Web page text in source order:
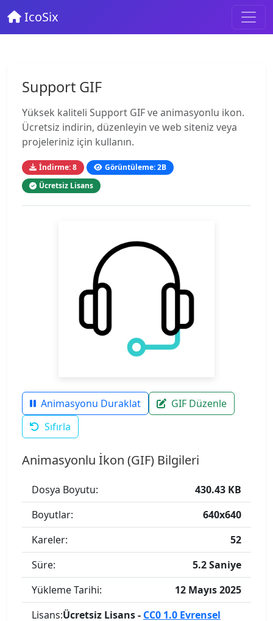
IcoSix
Support GIF
Yüksek kaliteli Support GIF ve animasyonlu ikon.
Ücretsiz indirin, düzenleyin ve web siteniz veya
projeleriniz için kullanın.
İndirme: 8
Görüntüleme: 2B
Ücretsiz Lisans
Animasyonu Duraklat
GIF Düzenle
Sıfırla
Animasyonlu İkon (GIF) Bilgileri
Dosya Boyutu:
430.43 KB
Boyutlar:
640x640
Kareler:
52
Süre:
5.2 Saniye
Yükleme Tarihi:
12 Mayıs 2025
Lisans:Ücretsiz Lisans - CC0 1.0 Evrensel